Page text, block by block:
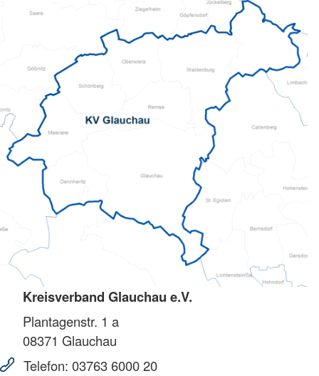
Kreisverband Glauchau e.V.
Plantagenstr. 1 a
08371 Glauchau
Telefon: 03763 6000 20